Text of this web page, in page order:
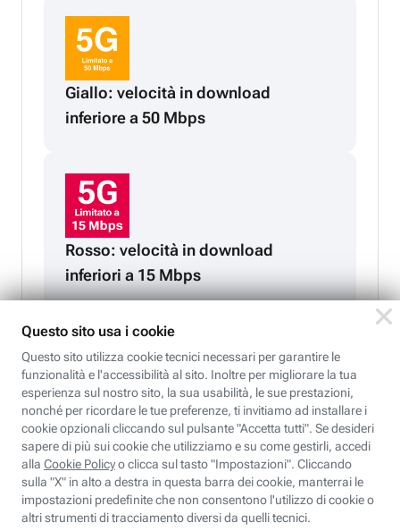
Giallo: velocità in download
inferiore a 50 Mbps
Rosso: velocità in download
inferiori a 15 Mbps
Compatibilità senza compromessi!
Goditi la velocità del 5G sul tuo smartphone o acquistane
uno nuovo: sarà già pronto per navigare al massimo della
velocità.